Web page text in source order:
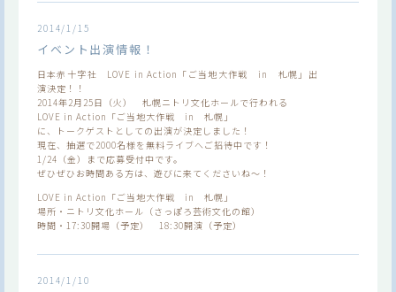
2014/1/15
イベント出演情報！
日本赤十字社 LOVE in Action「ご当地大作戦 in 札幌」出
演決定！！
2014年2月25日（火） 札幌ニトリ文化ホールで行われる
LOVE in Action「ご当地大作戦 in 札幌」
に、トークゲストとしての出演が決定しました！
現在、抽選で2000名様を無料ライブへご招待中です！
1/24（金）まで応募受付中です。
ぜひぜひお時間ある方は、遊びに来てくださいね～！
LOVE in Action「ご当地大作戦 in 札幌」
場所・ニトリ文化ホール（さっぽろ芸術文化の館）
時間・17:30開場（予定） 18:30開演（予定）
2014/1/10